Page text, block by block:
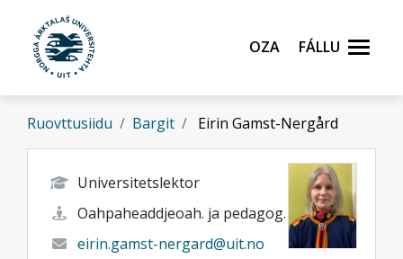
Gå til hovedinnhold
Oza
Fállu
Ruovttusiidu Bargit Eirin Gamst-Nergård
Universitetslektor
Oahpaheaddjeoah. ja pedagog.
eirin.gamst-nergard@uit.no